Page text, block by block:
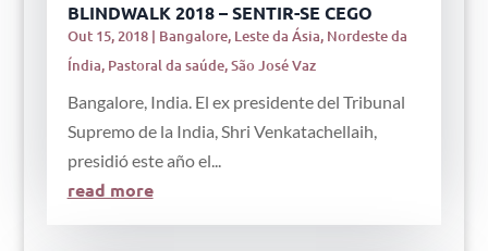
BLINDWALK 2018 – SENTIR-SE CEGO
Out 15, 2018| Bangalore, Leste da Ásia, Nordeste da
Índia, Pastoral da saúde,São José Vaz
Bangalore, India. El ex presidente del Tribunal
Supremo de la India, Shri Venkatachellaih,
presidió este año el...
read more